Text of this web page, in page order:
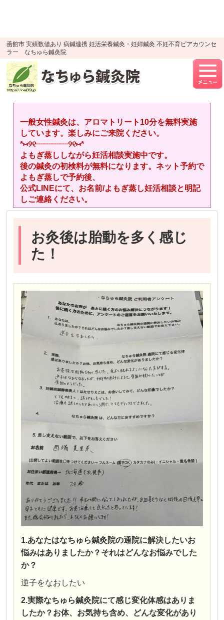
函館市 実績数値あり 病鍼連携 妊活栄養鍼灸・妊婦鍼灸 不妊不育ピアカウンセ
ラー なちゅら鍼灸院
一般女性鍼灸は、アロマトリート10分を無料実施
しています。楽しみにご来院ください。
*⑅︎୨୧┈︎┈︎┈︎┈︎୨୧⑅︎*
よもぎ蒸ししながら妊活相談実施中です。
後の鍼灸の初検料が無料になります。ネット予約で
よもぎ蒸しで予約後、
公式LINEにて、お名前/よもぎ蒸し妊活相談と明記
しご連絡ください。
お灸後は胎動を多く感じ
た！
1.あなたはなちゅら鍼灸院の通院に解決したいお
悩みはありましたか？それはどんなお悩みでした
か？
逆子をなおしたい
2.実際なちゅら鍼灸院にて感じ変化体感はありま
したか？お体、お気持ち含め、どんな変化があり